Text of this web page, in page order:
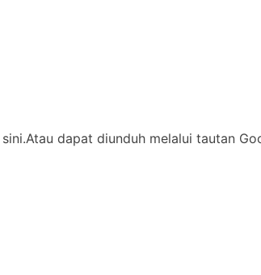
dapat diunduh melalui tautan